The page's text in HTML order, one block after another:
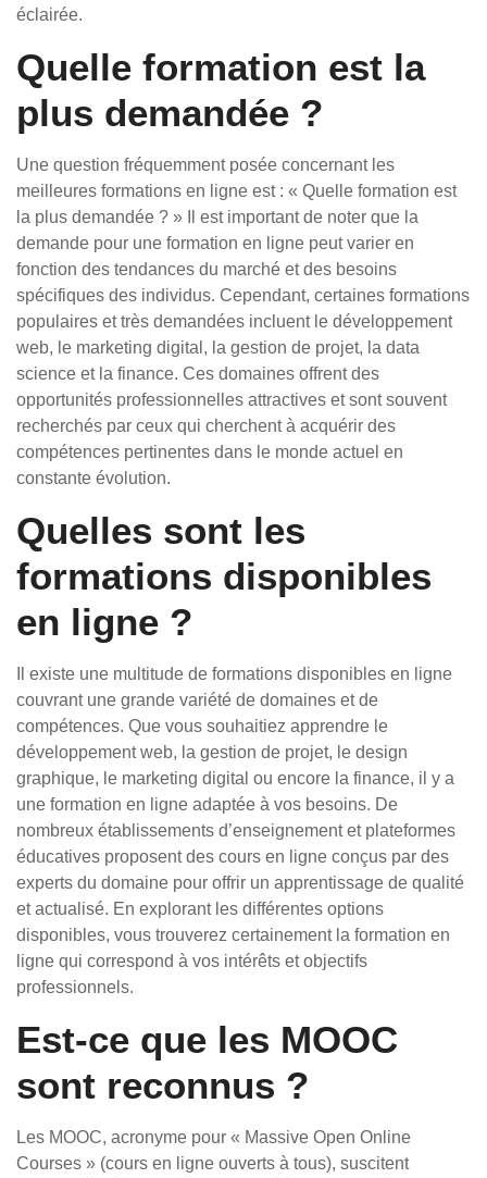
éclairée.
Quelle formation est la
plus demandée ?
Une question fréquemment posée concernant les
meilleures formations en ligne est : « Quelle formation est
la plus demandée ? » Il est important de noter que la
demande pour une formation en ligne peut varier en
fonction des tendances du marché et des besoins
spécifiques des individus. Cependant, certaines formations
populaires et très demandées incluent le développement
web, le marketing digital, la gestion de projet, la data
science et la finance. Ces domaines offrent des
opportunités professionnelles attractives et sont souvent
recherchés par ceux qui cherchent à acquérir des
compétences pertinentes dans le monde actuel en
constante évolution.
Quelles sont les
formations disponibles
en ligne ?
Il existe une multitude de formations disponibles en ligne
couvrant une grande variété de domaines et de
compétences. Que vous souhaitiez apprendre le
développement web, la gestion de projet, le design
graphique, le marketing digital ou encore la finance, il y a
une formation en ligne adaptée à vos besoins. De
nombreux établissements d’enseignement et plateformes
éducatives proposent des cours en ligne conçus par des
experts du domaine pour offrir un apprentissage de qualité
et actualisé. En explorant les différentes options
disponibles, vous trouverez certainement la formation en
ligne qui correspond à vos intérêts et objectifs
professionnels.
Est-ce que les MOOC
sont reconnus ?
Les MOOC, acronyme pour « Massive Open Online
Courses » (cours en ligne ouverts à tous), suscitent